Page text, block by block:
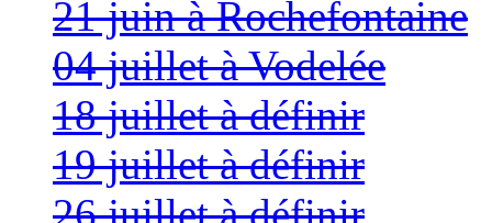
21 juin à Rochefontaine
04 juillet à Vodelée
18 juillet à définir
19 juillet à définir